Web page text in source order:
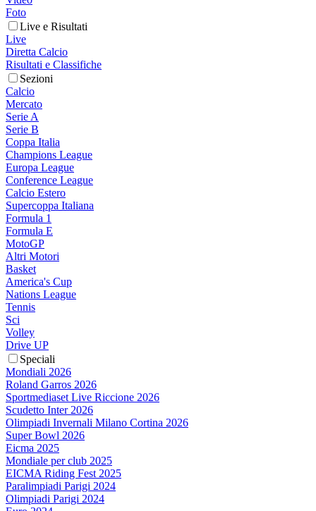
Foto
Live e Risultati
Live
Diretta Calcio
Risultati e Classifiche
Sezioni
Calcio
Mercato
Serie A
Serie B
Coppa Italia
Champions League
Europa League
Conference League
Calcio Estero
Supercoppa Italiana
Formula 1
Formula E
MotoGP
Altri Motori
Basket
America's Cup
Nations League
Tennis
Sci
Volley
Drive UP
Speciali
Mondiali 2026
Roland Garros 2026
Sportmediaset Live Riccione 2026
Scudetto Inter 2026
Olimpiadi Invernali Milano Cortina 2026
Super Bowl 2026
Eicma 2025
Mondiale per club 2025
EICMA Riding Fest 2025
Paralimpiadi Parigi 2024
Olimpiadi Parigi 2024